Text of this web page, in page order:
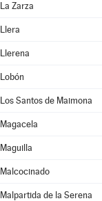
La Zarza
Llera
Llerena
Lobón
Los Santos de Maimona
Magacela
Maguilla
Malcocinado
Malpartida de la Serena